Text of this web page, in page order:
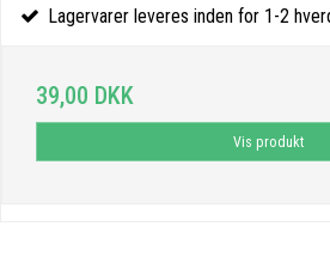
Lagervarer leveres inden for 1-2
39,00 DKK
Vis produkt